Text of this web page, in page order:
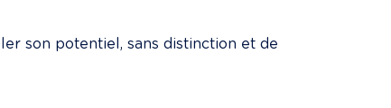
son potentiel, sans distinction et de